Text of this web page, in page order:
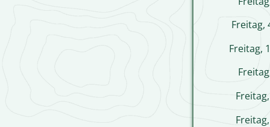
Freitag,
Freitag,